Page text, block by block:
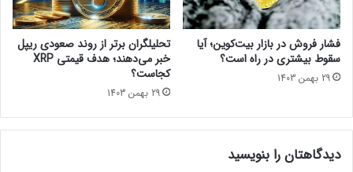
فشار فروش در بازار بیت‌کوین؛ آیا
سقوط بیشتری در راه است؟
29 بهمن 1403
تحلیلگران برتر از روند صعودی ریپل
خبر می‌دهند؛ هدف قیمتی XRP
کجاست؟
29 بهمن 1403
دیدگاهتان را بنویسید